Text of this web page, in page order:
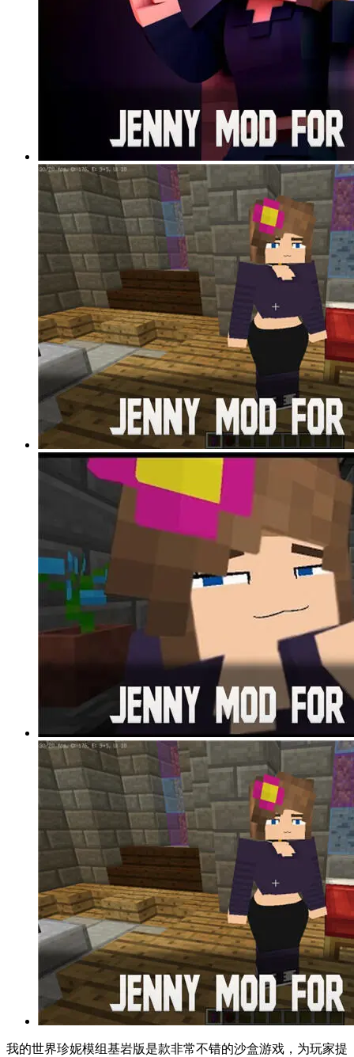
我的世界珍妮模组基岩版是款非常不错的沙盒游戏，为玩家提